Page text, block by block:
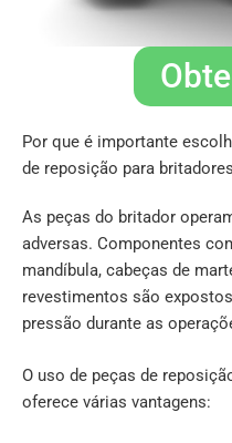
Por que é importante
de reposição para
As peças do britador
adversas. Componentes
mandíbula, cabeças de
revestimentos são
pressão durante as
O uso de peças de
oferece várias vantagens: